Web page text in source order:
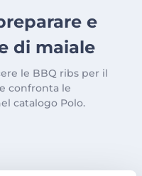
e
di maiale
le BBQ ribs per il
confronta le
catalogo Polo.